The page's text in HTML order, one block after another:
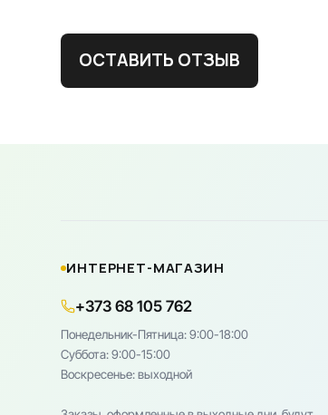
ОСТАВИТЬ ОТЗЫВ
ИНТЕРНЕТ-МАГАЗИН
+373 68 105 762
Понедельник-Пятница: 9:00-18:00
Cуббота: 9:00-15:00
Воскресенье: выходной